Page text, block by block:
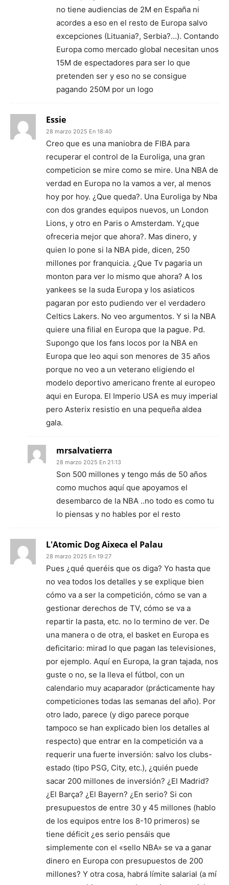
no tiene audiencias de 2M en España ni
acordes a eso en el resto de Europa salvo
excepciones (Lituania?, Serbia?…). Contando
Europa como mercado global necesitan unos
15M de espectadores para ser lo que
pretenden ser y eso no se consigue
pagando 250M por un logo
Essie
28 marzo 2025 En 18:40
Creo que es una maniobra de FIBA para
recuperar el control de la Euroliga, una gran
competicion se mire como se mire. Una NBA de
verdad en Europa no la vamos a ver, al menos
hoy por hoy. ¿Que queda?. Una Euroliga by Nba
con dos grandes equipos nuevos, un London
Lions, y otro en Paris o Amsterdam. Y¿que
ofreceria mejor que ahora?. Mas dinero, y
quien lo pone si la NBA pide, dicen, 250
millones por franquicia. ¿Que Tv pagaria un
monton para ver lo mismo que ahora? A los
yankees se la suda Europa y los asiaticos
pagaran por esto pudiendo ver el verdadero
Celtics Lakers. No veo argumentos. Y si la NBA
quiere una filial en Europa que la pague. Pd.
Supongo que los fans locos por la NBA en
Europa que leo aqui son menores de 35 años
porque no veo a un veterano eligiendo el
modelo deportivo americano frente al europeo
aqui en Europa. El Imperio USA es muy imperial
pero Asterix resistio en una pequeña aldea
gala.
mrsalvatierra
28 marzo 2025 En 21:13
Son 500 millones y tengo más de 50 años
como muchos aquí que apoyamos el
desembarco de la NBA ..no todo es como tu
lo piensas y no hables por el resto
L'Atomic Dog Aixeca el Palau
28 marzo 2025 En 19:27
Pues ¿qué queréis que os diga? Yo hasta que
no vea todos los detalles y se explique bien
cómo va a ser la competición, cómo se van a
gestionar derechos de TV, cómo se va a
repartir la pasta, etc. no lo termino de ver. De
una manera o de otra, el basket en Europa es
deficitario: mirad lo que pagan las televisiones,
por ejemplo. Aquí en Europa, la gran tajada, nos
guste o no, se la lleva el fútbol, con un
calendario muy acaparador (prácticamente hay
competiciones todas las semanas del año). Por
otro lado, parece (y digo parece porque
tampoco se han explicado bien los detalles al
respecto) que entrar en la competición va a
requerir una fuerte inversión: salvo los clubs-
estado (tipo PSG, City, etc.), ¿quién puede
sacar 200 millones de inversión? ¿El Madrid?
¿El Barça? ¿El Bayern? ¿En serio? Si con
presupuestos de entre 30 y 45 millones (hablo
de los equipos entre los 8-10 primeros) se
tiene déficit ¿es serio pensáis que
simplemente con el «sello NBA» se va a ganar
dinero en Europa con presupuestos de 200
millones? Y otra cosa, habrá límite salarial (a mí